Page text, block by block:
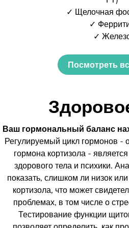
✓ Щелочная
✓
✓
Посмотреть
Ваш гормональный баланс
Регулируемый цикл гормонов -
гормона кортизола -
здорового тела и психики.
показать, слишком ли низок
кортизола, что может
проблемах, в том числе о
Тестирование функции